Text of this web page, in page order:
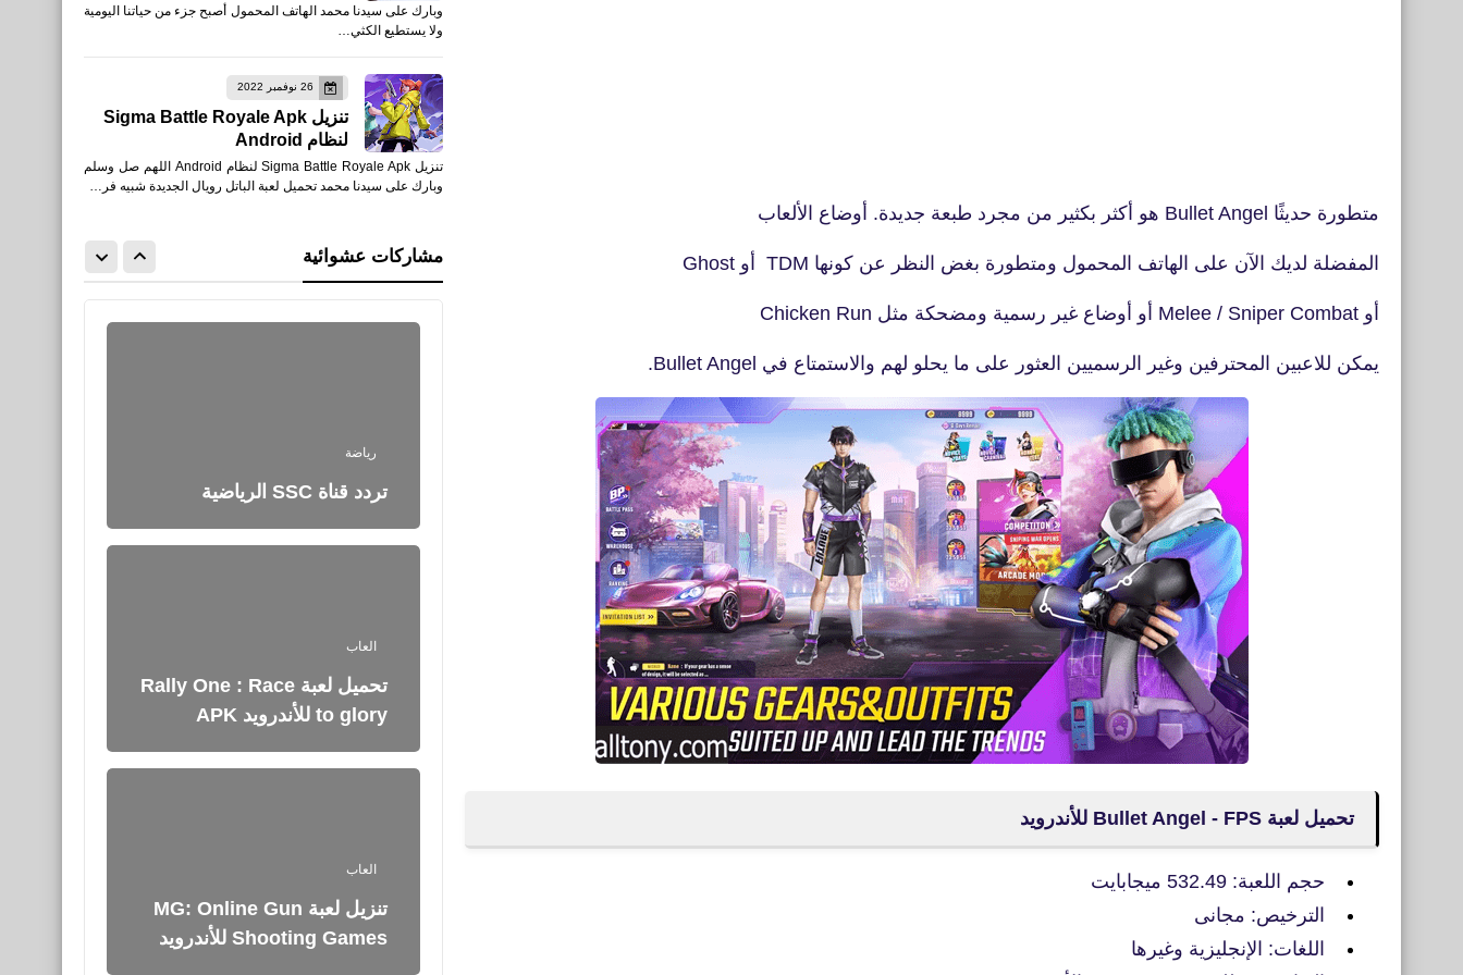
متطورة حديثًا Bullet Angel هو أكثر بكثير من مجرد طبعة جديدة. أوضاع الألعاب
المفضلة لديك الآن على الهاتف المحمول ومتطورة بغض النظر عن كونها TDM أو Ghost
أو Melee / Sniper Combat أو أوضاع غير رسمية ومضحكة مثل Chicken Run
يمكن للاعبين المحترفين وغير الرسميين العثور على ما يحلو لهم والاستمتاع في Bullet Angel.
تحميل لعبة Bullet Angel - FPS للأندرويد
حجم اللعبة: 532.49 ميجابايت
الترخيص: مجانى
اللغات: الإنجليزية وغيرها
وبارك على سيدنا محمد الهاتف المحمول أصبح جزء من حياتنا اليومية
ولا يستطيع الكثي…
26 نوفمبر 2022
تنزيل Sigma Battle Royale Apk
لنظام Android
تنزيل Sigma Battle Royale Apk لنظام Android اللهم صل وسلم
وبارك على سيدنا محمد تحميل لعبة الباتل رويال الجديدة شبيه فر…
مشاركات عشوائية
ARMORED CORE™ VI
FIRES OF RUBICON™
1.1.0 Battle Royale للأندرويد
رياضة
تردد قناة SSC الرياضية
fovtech
30 يوليو 2023
العاب
تحميل لعبة Rally One : Race
to glory للأندرويد APK
العاب
تنزيل لعبة MG: Online Gun
Shooting Games للأندرويد